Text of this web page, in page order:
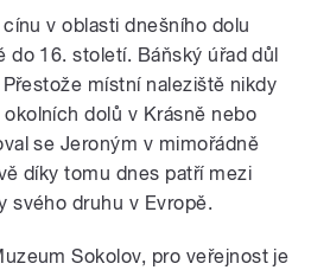
v oblasti dnešního dolu
do 16. století. Báňský úřad důl
místní naleziště nikdy
dolů v Krásně nebo
se Jeroným v mimořádně
díky tomu dnes patří mezi
svého druhu v Evropě.
Sokolov, pro veřejnost je